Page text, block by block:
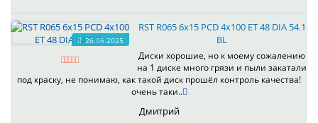
26.06.2025
RST R065 6x15 PCD 4x100 ET 48 DIA 54.1
BL
Диски хорошие, но к моему сожалению
на 1 диске много грязи и пыли закатали
под краску, не понимаю, как такой диск прошёл контроль качества!
очень таки..
Дмитрий